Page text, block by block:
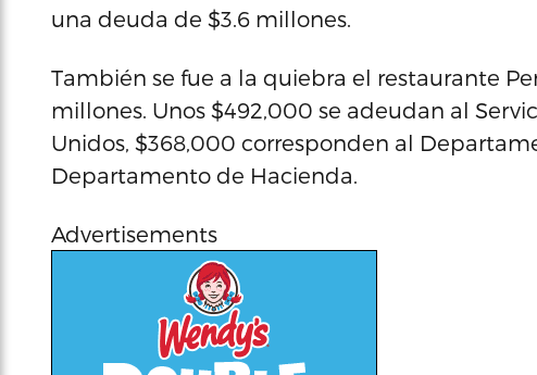
una deuda de $3.6 millones.
También se fue a la quiebra el restaurante
millones. Unos $492,000 se adeudan al
Unidos, $368,000 corresponden al
Departamento de Hacienda.
Advertisements